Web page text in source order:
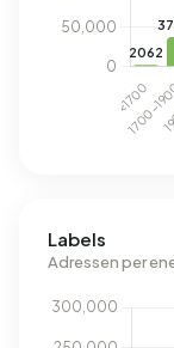
Labels
Adressen per